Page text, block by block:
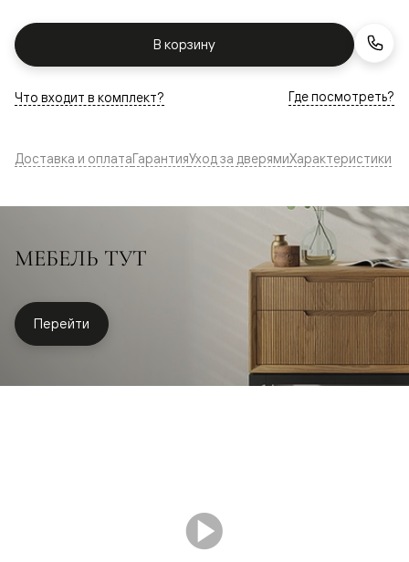
В корзину
Что входит в комплект? Где посмотреть?
Доставка и оплатаГарантияУход за дверямиХарактеристики
МЕБЕЛЬ ТУТ
Перейти